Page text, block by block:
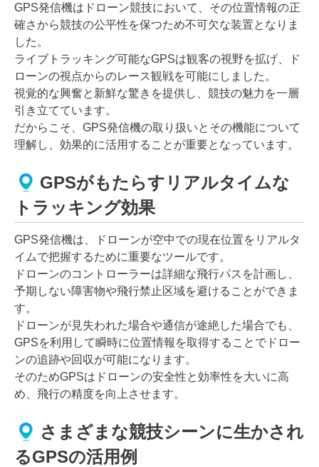
GPS発信機はドローン競技において、その位置情報の正
確さから競技の公平性を保つため不可欠な装置となりま
した。
ライブトラッキング可能なGPSは観客の視野を拡げ、ド
ローンの視点からのレース観戦を可能にしました。
視覚的な興奮と新鮮な驚きを提供し、競技の魅力を一層
引き立てています。
だからこそ、GPS発信機の取り扱いとその機能について
理解し、効果的に活用することが重要となっています。
GPSがもたらすリアルタイムな
トラッキング効果
GPS発信機は、ドローンが空中での現在位置をリアルタ
イムで把握するために重要なツールです。
ドローンのコントローラーは詳細な飛行パスを計画し、
予期しない障害物や飛行禁止区域を避けることができま
す。
ドローンが見失われた場合や通信が途絶した場合でも、
GPSを利用して瞬時に位置情報を取得することでドロー
ンの追跡や回収が可能になります。
そのためGPSはドローンの安全性と効率性を大いに高
め、飛行の精度を向上させます。
さまざまな競技シーンに生かされ
るGPSの活用例